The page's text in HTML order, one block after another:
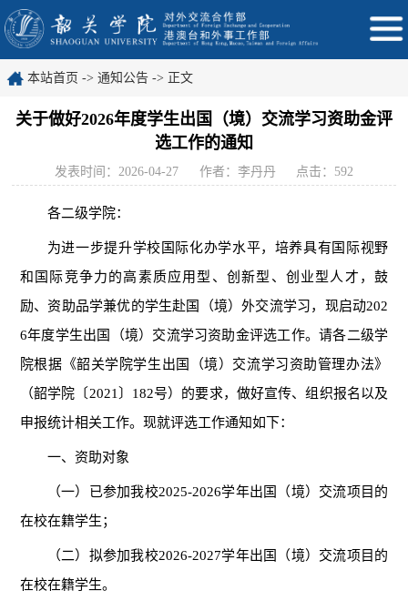
本站首页 -> 通知公告 -> 正文
关于做好2026年度学生出国（境）交流学习资助金评
选工作的通知
发表时间：2026-04-27 作者：李丹丹 点击： 592
各二级学院：
为进一步提升学校国际化办学水平， 培养具有国际视野
和国际竞争力的高素质应用型、创新型、创业型人才，鼓
励、资助品学兼优的学生赴国（境）外交流学习，现启动202
6年度学生出国（境）交流学习资助金评选工作。请各二级学
院根据《韶关学院学生出国（境）交流学习资助管理办法》
（韶学院〔2021〕182号）的要求，做好宣传、组织报名以及
申报统计相关工作。 现就评选工作通知如下：
一、资助对象
（一） 已参加我校2025-2026学年出国（境）交流项目的
在校在籍学生；
（二）拟参加我校2026-2027学年出国（境）交流项目的
在校在籍学生。